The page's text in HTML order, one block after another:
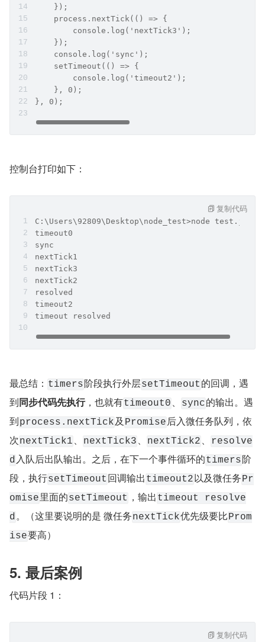
    });
    process.nextTick(() => {
        console.log('nextTick3');
    });
    console.log('sync');
    setTimeout(() => {
        console.log('timeout2');
    }, 0);
}, 0);
控制台打印如下：
C:\Users\92809\Desktop\node_test>node test.js
timeout0
sync
nextTick1
nextTick3
nextTick2
resolved
timeout2
timeout resolved
复制代码
最总结： timers阶段执行外层setTimeout 的回调，遇
到同步代码先执行，也就有timeout0 、 sync的输出。遇
到process.nextTick及 Promise 后入微任务队列，依
次nextTick1 、 nextTick3 、 nextTick2 、
resolve
d 入队后出队输出。之后，在下一个事件循环的timers阶
段，执行setTimeout 回调输出 timeout2以及微任务Pr
omise里面的setTimeout ，输出 timeout resolve
d。（这里要说明的是 微任务nextTick优先级要比Prom
ise要高）
5. 最后案例
代码片段 1：
复制代码